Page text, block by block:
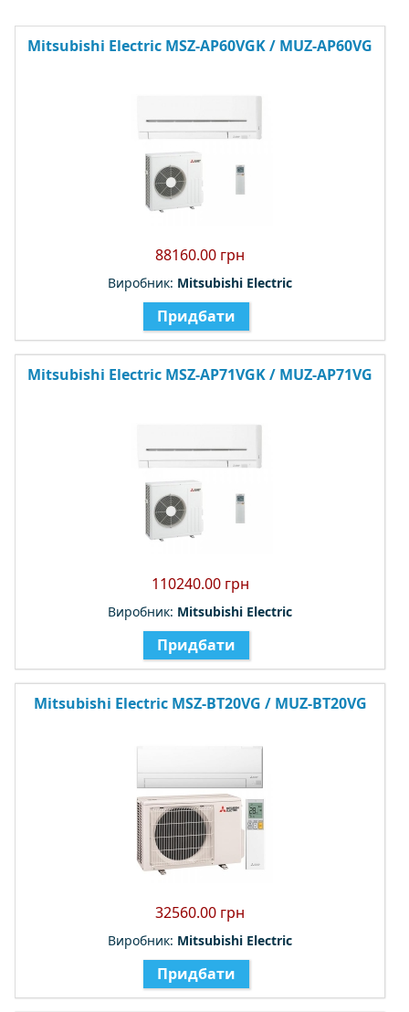
Mitsubishi Electric MSZ-AP60VGK / MUZ-AP60VG
88160.00 грн
Виробник: Mitsubishi Electric
Придбати
Mitsubishi Electric MSZ-AP71VGK / MUZ-AP71VG
110240.00 грн
Виробник: Mitsubishi Electric
Придбати
Mitsubishi Electric MSZ-BT20VG / MUZ-BT20VG
32560.00 грн
Виробник: Mitsubishi Electric
Придбати